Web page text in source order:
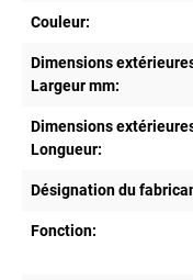
Couleur:
Dimensions
Largeur mm:
Dimensions
Longueur:
Désignation du
Fonction: